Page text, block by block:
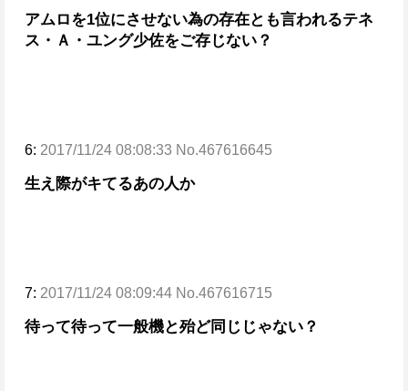
アムロを1位にさせない為の存在とも言われるテネ
ス・Ａ・ユング少佐をご存じない？
6: 2017/11/24 08:08:33 No.467616645
生え際がキてるあの人か
7: 2017/11/24 08:09:44 No.467616715
待って待って一般機と殆ど同じじゃない？